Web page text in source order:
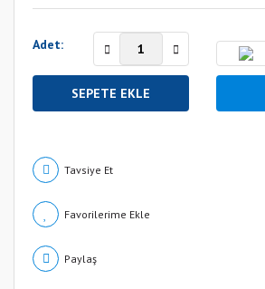
Adet:
SEPETE EKLE
Tavsiye Et
Paylaş